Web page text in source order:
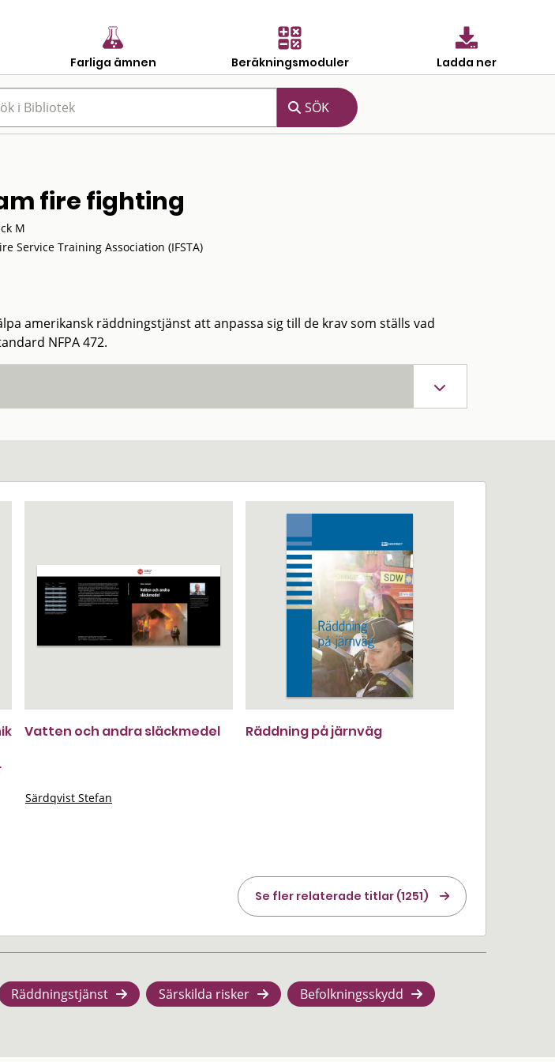
Farliga ämnen Beräkningsmoduler Ladda ner
fire fighting
M
Service Training Association (IFSTA)
amerikansk räddningstjänst att anpassa sig till de krav som ställs vad
NFPA 472.
Vatten och andra släckmedel
Särdqvist Stefan
Räddning på järnväg
Se fler relaterade titlar (1251)
Räddningstjänst Särskilda risker Befolkningsskydd